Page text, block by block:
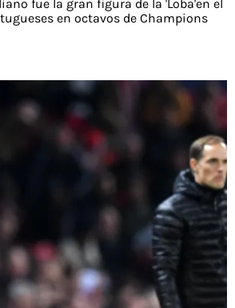
fue la gran figura de la 'Loba'en el
en octavos de Champions